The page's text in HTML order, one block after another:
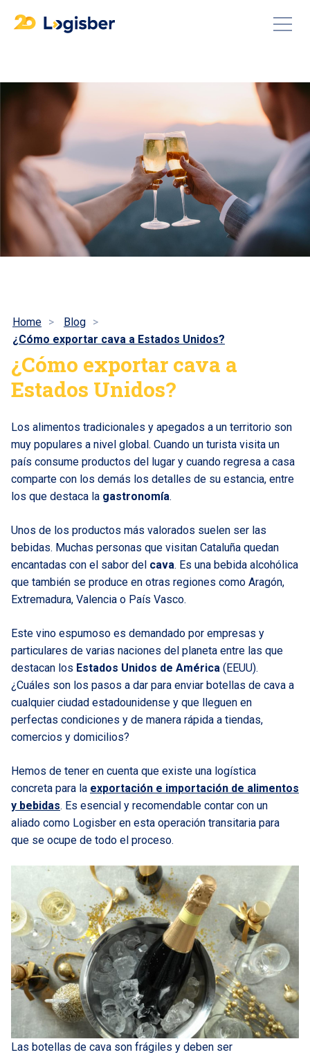
Home
Blog
¿Cómo exportar cava a Estados Unidos?
¿Cómo exportar cava a
Estados Unidos?
Los alimentos tradicionales y apegados a un territorio son
muy populares a nivel global. Cuando un turista visita un
país consume productos del lugar y cuando regresa a casa
comparte con los demás los detalles de su estancia, entre
los que destaca la gastronomía.
Unos de los productos más valorados suelen ser las
bebidas. Muchas personas que visitan Cataluña quedan
encantadas con el sabor del cava. Es una bebida alcohólica
que también se produce en otras regiones como Aragón,
Extremadura, Valencia o País Vasco.
Este vino espumoso es demandado por empresas y
particulares de varias naciones del planeta entre las que
destacan los Estados Unidos de América (EEUU).
¿Cuáles son los pasos a dar para enviar botellas de cava a
cualquier ciudad estadounidense y que lleguen en
perfectas condiciones y de manera rápida a tiendas,
comercios y domicilios?
Hemos de tener en cuenta que existe una logística
concreta para la exportación e importación de alimentos
y bebidas. Es esencial y recomendable contar con un
aliado como Logisber en esta operación transitaria para
que se ocupe de todo el proceso.
Las botellas de cava son frágiles y deben ser